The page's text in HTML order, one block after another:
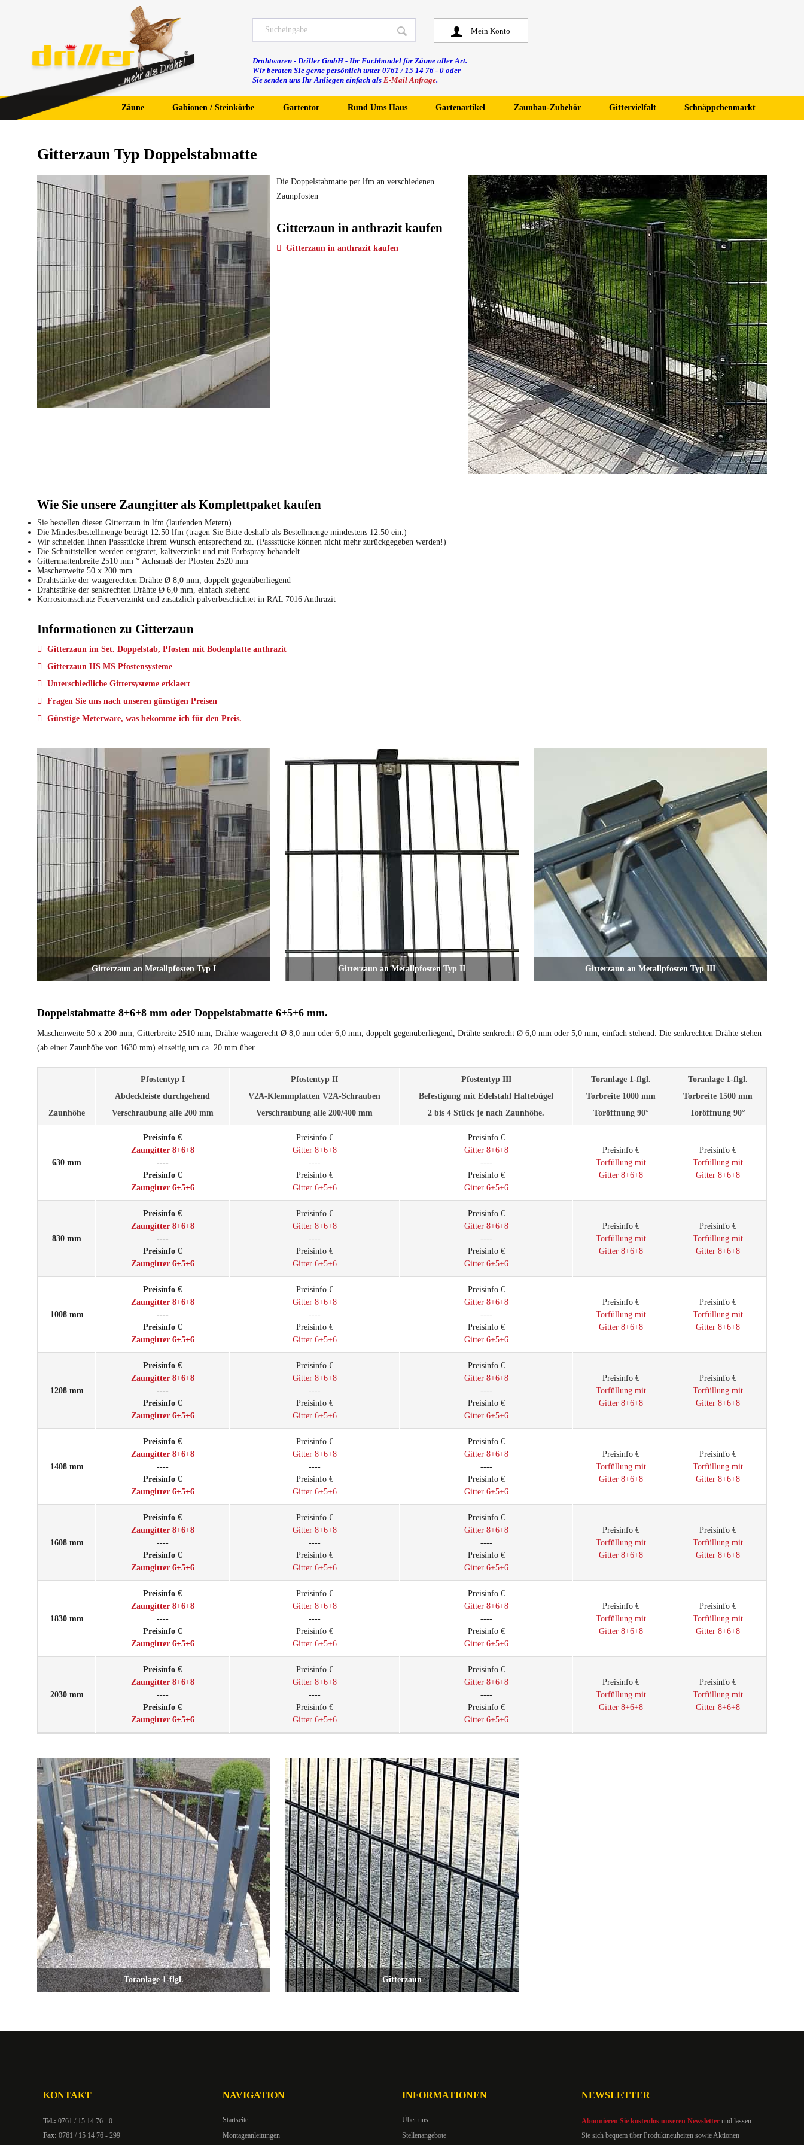
Mein Konto
Drahtwaren - Driller GmbH - Ihr Fachhandel für Zäune aller Art.
Wir beraten SIe gerne persönlich unter 0761 / 15 14 76 - 0 oder
Sie senden uns Ihr Anliegen einfach als E-Mail Anfrage.
Zäune Gabionen / Steinkörbe Gartentor Rund Ums Haus Gartenartikel Zaunbau-Zubehör Gittervielfalt Schnäppchenmarkt
Gitterzaun Typ Doppelstabmatte
Die Doppelstabmatte per lfm an verschiedenen
Zaunpfosten
Gitterzaun in anthrazit kaufen
Gitterzaun in anthrazit kaufen
Wie Sie unsere Zaungitter als Komplettpaket kaufen
Sie bestellen diesen Gitterzaun in lfm (laufenden Metern)
Die Mindestbestellmenge beträgt 12.50 lfm (tragen Sie Bitte deshalb als Bestellmenge mindestens 12.50 ein.)
Wir schneiden Ihnen Passstücke Ihrem Wunsch entsprechend zu. (Passstücke können nicht mehr zurückgegeben werden!)
Die Schnittstellen werden entgratet, kaltverzinkt und mit Farbspray behandelt.
Gittermattenbreite 2510 mm * Achsmaß der Pfosten 2520 mm
Maschenweite 50 x 200 mm
Drahtstärke der waagerechten Drähte Ø 8,0 mm, doppelt gegenüberliegend
Drahtstärke der senkrechten Drähte Ø 6,0 mm, einfach stehend
Korrosionsschutz Feuerverzinkt und zusätzlich pulverbeschichtet in RAL 7016 Anthrazit
Informationen zu Gitterzaun
Gitterzaun im Set. Doppelstab, Pfosten mit Bodenplatte anthrazit
Gitterzaun HS MS Pfostensysteme
Unterschiedliche Gittersysteme erklaert
Fragen Sie uns nach unseren günstigen Preisen
Günstige Meterware, was bekomme ich für den Preis.
Gitterzaun an Metallpfosten Typ I Gitterzaun an Metallpfosten Typ II Gitterzaun an Metallpfosten Typ III
Doppelstabmatte 8+6+8 mm oder Doppelstabmatte 6+5+6 mm.
Maschenweite 50 x 200 mm, Gitterbreite 2510 mm, Drähte waagerecht Ø 8,0 mm oder 6,0 mm, doppelt gegenüberliegend, Drähte senkrecht Ø 6,0 mm oder 5,0 mm, einfach stehend. Die senkrechten Drähte stehen
(ab einer Zaunhöhe von 1630 mm) einseitig um ca. 20 mm über.
Zaunhöhe
Pfostentyp I
Abdeckleiste durchgehend
Verschraubung alle 200 mm
Pfostentyp II
V2A-Klemmplatten V2A-Schrauben
Verschraubung alle 200/400 mm
Pfostentyp III
Befestigung mit Edelstahl Haltebügel
2 bis 4 Stück je nach Zaunhöhe.
Toranlage 1-flgl.
Torbreite 1000 mm
Toröffnung 90°
Toranlage 1-flgl.
Torbreite 1500 mm
Toröffnung 90°
630 mm
Preisinfo €
Zaungitter 8+6+8
----
Preisinfo €
Zaungitter 6+5+6
Preisinfo €
Gitter 8+6+8
----
Preisinfo €
Gitter 6+5+6
Preisinfo €
Gitter 8+6+8
----
Preisinfo €
Gitter 6+5+6
Preisinfo €
Torfüllung mit
Gitter 8+6+8
Preisinfo €
Torfüllung mit
Gitter 8+6+8
830 mm
Preisinfo €
Zaungitter 8+6+8
----
Preisinfo €
Zaungitter 6+5+6
Preisinfo €
Gitter 8+6+8
----
Preisinfo €
Gitter 6+5+6
Preisinfo €
Gitter 8+6+8
----
Preisinfo €
Gitter 6+5+6
Preisinfo €
Torfüllung mit
Gitter 8+6+8
Preisinfo €
Torfüllung mit
Gitter 8+6+8
1008 mm
Preisinfo €
Zaungitter 8+6+8
----
Preisinfo €
Zaungitter 6+5+6
Preisinfo €
Gitter 8+6+8
----
Preisinfo €
Gitter 6+5+6
Preisinfo €
Gitter 8+6+8
----
Preisinfo €
Gitter 6+5+6
Preisinfo €
Torfüllung mit
Gitter 8+6+8
Preisinfo €
Torfüllung mit
Gitter 8+6+8
1208 mm
Preisinfo €
Zaungitter 8+6+8
----
Preisinfo €
Zaungitter 6+5+6
Preisinfo €
Gitter 8+6+8
----
Preisinfo €
Gitter 6+5+6
Preisinfo €
Gitter 8+6+8
----
Preisinfo €
Gitter 6+5+6
Preisinfo €
Torfüllung mit
Gitter 8+6+8
Preisinfo €
Torfüllung mit
Gitter 8+6+8
1408 mm
Preisinfo €
Zaungitter 8+6+8
----
Preisinfo €
Zaungitter 6+5+6
Preisinfo €
Gitter 8+6+8
----
Preisinfo €
Gitter 6+5+6
Preisinfo €
Gitter 8+6+8
----
Preisinfo €
Gitter 6+5+6
Preisinfo €
Torfüllung mit
Gitter 8+6+8
Preisinfo €
Torfüllung mit
Gitter 8+6+8
1608 mm
Preisinfo €
Zaungitter 8+6+8
----
Preisinfo €
Zaungitter 6+5+6
Preisinfo €
Gitter 8+6+8
----
Preisinfo €
Gitter 6+5+6
Preisinfo €
Gitter 8+6+8
----
Preisinfo €
Gitter 6+5+6
Preisinfo €
Torfüllung mit
Gitter 8+6+8
Preisinfo €
Torfüllung mit
Gitter 8+6+8
1830 mm
Preisinfo €
Zaungitter 8+6+8
----
Preisinfo €
Zaungitter 6+5+6
Preisinfo €
Gitter 8+6+8
----
Preisinfo €
Gitter 6+5+6
Preisinfo €
Gitter 8+6+8
----
Preisinfo €
Gitter 6+5+6
Preisinfo €
Torfüllung mit
Gitter 8+6+8
Preisinfo €
Torfüllung mit
Gitter 8+6+8
2030 mm
Preisinfo €
Zaungitter 8+6+8
----
Preisinfo €
Zaungitter 6+5+6
Preisinfo €
Gitter 8+6+8
----
Preisinfo €
Gitter 6+5+6
Preisinfo €
Gitter 8+6+8
----
Preisinfo €
Gitter 6+5+6
Preisinfo €
Torfüllung mit
Gitter 8+6+8
Preisinfo €
Torfüllung mit
Gitter 8+6+8
Toranlage 1-flgl. Gitterzaun
KONTAKT
Tel.: 0761 / 15 14 76 - 0
Fax: 0761 / 15 14 76 - 299
NAVIGATION
Startseite
Montageanleitungen
INFORMATIONEN
Über uns
Stellenangebote
NEWSLETTER
Abonnieren Sie kostenlos unseren Newsletter und lassen
Sie sich bequem über Produktneuheiten sowie Aktionen